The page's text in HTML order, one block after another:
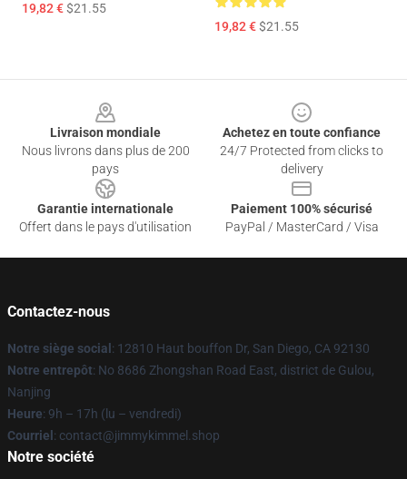
19,82 €$21.55
19,82 €$21.55
Livraison mondiale
Nous livrons dans plus de 200
pays
Achetez en toute confiance
24/7 Protected from clicks to
delivery
Garantie internationale
Offert dans le pays d'utilisation
Paiement 100% sécurisé
PayPal / MasterCard / Visa
Contactez-nous
Notre siège social : 12810 Haut bouffon Dr, San Diego, CA 92130
Notre entrepôt: No 8686 Zhongshan Road East, district de Gulou,
Nanjing
Heure: 9h – 17h (lu – vendredi)
Courriel : contact@jimmykimmel.shop
Notre société